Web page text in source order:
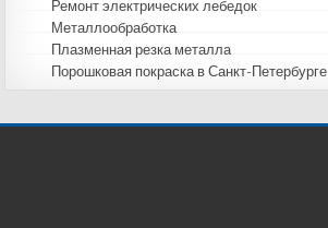
Ремонт электрических лебедок
Металлообработка
Плазменная резка металла
Порошковая покраска в Санкт-Петербурге